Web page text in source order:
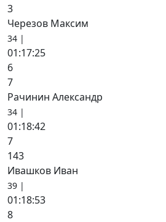
3
Черезов Максим
34 |
01:17:25
6
7
Рачинин Александр
34 |
01:18:42
7
143
Ивашков Иван
39 |
01:18:53
8